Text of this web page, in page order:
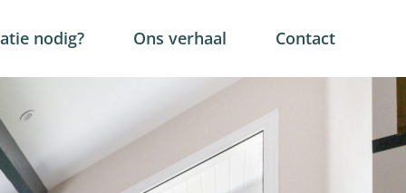
nodig? Ons verhaal Contact